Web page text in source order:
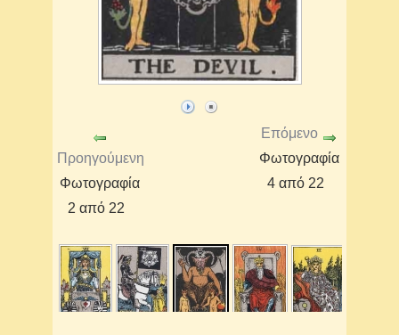
Προηγούμενη
Φωτογραφία
2 από 22
Επόμενο
Φωτογραφία
4 από 22